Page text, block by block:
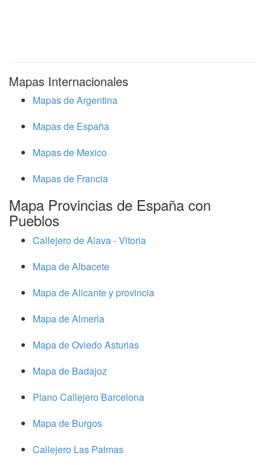
Mapas Internacionales
Mapas de Argentina
Mapas de España
Mapas de Mexico
Mapas de Francia
Mapa Provincias de España con
Pueblos
Callejero de Alava - Vitoria
Mapa de Albacete
Mapa de Alicante y provincia
Mapa de Almeria
Mapa de Oviedo Asturias
Mapa de Badajoz
Plano Callejero Barcelona
Mapa de Burgos
Callejero Las Palmas